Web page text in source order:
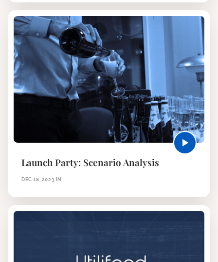
Launch Party: Scenario Analysis
DEC 18, 2023 IN